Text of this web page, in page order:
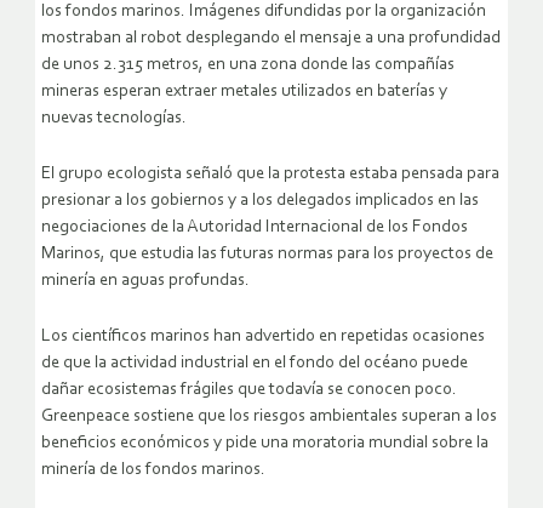
los fondos marinos. Imágenes difundidas por la organización
mostraban al robot desplegando el mensaje a una profundidad
de unos 2.315 metros, en una zona donde las compañías
mineras esperan extraer metales utilizados en baterías y
nuevas tecnologías.
El grupo ecologista señaló que la protesta estaba pensada para
presionar a los gobiernos y a los delegados implicados en las
negociaciones de la Autoridad Internacional de los Fondos
Marinos, que estudia las futuras normas para los proyectos de
minería en aguas profundas.
Los científicos marinos han advertido en repetidas ocasiones
de que la actividad industrial en el fondo del océano puede
dañar ecosistemas frágiles que todavía se conocen poco.
Greenpeace sostiene que los riesgos ambientales superan a los
beneficios económicos y pide una moratoria mundial sobre la
minería de los fondos marinos.